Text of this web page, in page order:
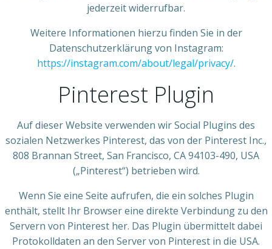
jederzeit widerrufbar.
Weitere Informationen hierzu finden Sie in der
Datenschutzerklärung von Instagram:
https://instagram.com/about/legal/privacy/.
Pinterest Plugin
Auf dieser Website verwenden wir Social Plugins des
sozialen Netzwerkes Pinterest, das von der Pinterest Inc.,
808 Brannan Street, San Francisco, CA 94103-490, USA
(„Pinterest“) betrieben wird.
Wenn Sie eine Seite aufrufen, die ein solches Plugin
enthält, stellt Ihr Browser eine direkte Verbindung zu den
Servern von Pinterest her. Das Plugin übermittelt dabei
Protokolldaten an den Server von Pinterest in die USA.